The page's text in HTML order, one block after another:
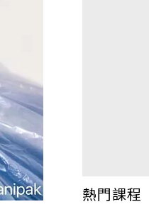
熱門課程